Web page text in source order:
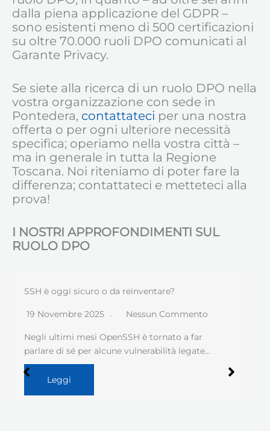
dalla piena applicazione del GDPR –
sono esistenti meno di 500 certificazioni
su oltre 70.000 ruoli DPO comunicati al
Garante Privacy.
Se siete alla ricerca di un ruolo DPO nella
vostra organizzazione con sede in
Pontedera, contattateci per una nostra
offerta o per ogni ulteriore necessità
specifica; operiamo nella vostra città –
ma in generale in tutta la Regione
Toscana. Noi riteniamo di poter fare la
differenza; contattateci e metteteci alla
prova!
I NOSTRI APPROFONDIMENTI SUL
RUOLO DPO
SSH è oggi sicuro o da reinventare?
19 Novembre 2025 Nessun Commento
Negli ultimi mesi OpenSSH è tornato a far
parlare di sé per alcune vulnerabilità legate…
Leggi